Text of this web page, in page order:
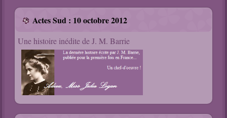
Actes Sud : 10 octobre 2012
Une histoire inédite de J. M. Barrie